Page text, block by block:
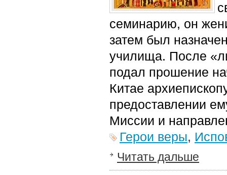
семинарию, он
затем был
училища. После
подал прошение
Китае
предоставлении
Миссии и
Герои веры,
Читать дальше